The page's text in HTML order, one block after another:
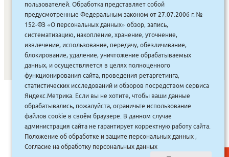
СОНУННАР|КОМПАНИЯ ТУҺУНАН| МАҔАҺЫЫННАР
АКЦИЯЛАР|ДИСКОНТНАЙ СИСТЕМА|ЮРИДИЧЕСКАЙ
САЙТ СОЗДАН:ООО "ЭЙФОС". ИНФОРМАЦИОННЫЕ
ТЕХНОЛОГИИ
пользователей. Обработка представляет собой
предусмотренные Федеральным законом от 27.07.2006 г. №
152-ФЗ «О персональных данных» обзор, запись,
систематизацию, накопление, хранение, уточнение,
извлечение, использование, передачу, обезличивание,
блокирование, удаление, уничтожение обрабатываемых
данных, и осуществляется в целях полноценного
функционирования сайта, проведения ретаргетинга,
статистических исследований и обзоров посредством сервиса
Яндекс.Метрика. Если вы не хотите, чтобы ваши данные
обрабатывались, пожалуйста, ограничьте использование
файлов cookie в своём браузере. В данном случае
администрация сайта не гарантирует корректную работу сайта.
Положение об обработке и защите персональных данных ,
Согласие на обработку персональных данных